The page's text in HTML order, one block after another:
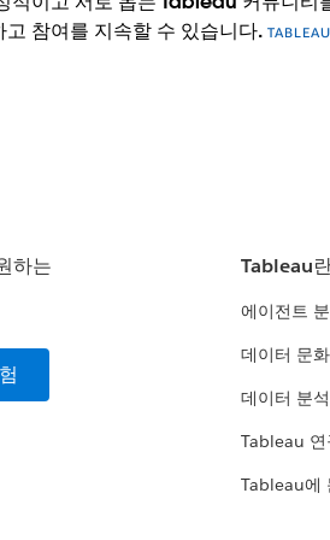
고 참여를 지속할 수 있습니다.
Tableau
에이전트
데이터 문
데이터 분
Tableau 연
Tableau에